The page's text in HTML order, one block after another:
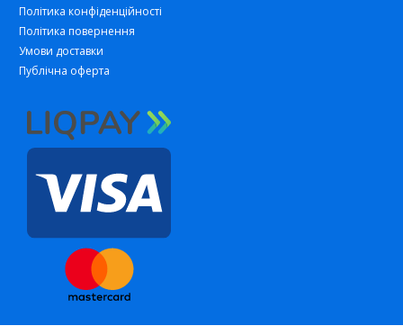
Політика конфіденційності
Політика повернення
Умови доставки
Публічна оферта